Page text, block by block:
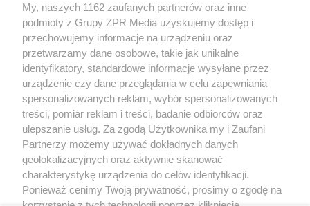
rozpowszechniany lub dalej rozpowszechniany w jakikolwiek sposób
(w tym także elektroniczny lub mechaniczny) na jakimkolwiek polu
eksploatacji w jakiejkolwiek formie, włącznie z umieszczaniem w
Internecie bez pisemnej zgody właściciela praw. Jakiekolwiek użycie
lub wykorzystanie utworów w całości lub w części z naruszeniem
prawa, tzn. bez właściwej zgody, jest zabronione pod groźbą kary i
może być ścigane prawnie.
O nas
My, naszych 1162 zaufanych partnerów oraz inne
podmioty z Grupy ZPR Media uzyskujemy dostęp i
przechowujemy informacje na urządzeniu oraz
przetwarzamy dane osobowe, takie jak unikalne
identyfikatory, standardowe informacje wysyłane przez
urządzenie czy dane przeglądania w celu zapewniania
spersonalizowanych reklam, wybór spersonalizowanych
treści, pomiar reklam i treści, badanie odbiorców oraz
ulepszanie usług. Za zgodą Użytkownika my i Zaufani
Partnerzy możemy używać dokładnych danych
geolokalizacyjnych oraz aktywnie skanować
charakterystykę urządzenia do celów identyfikacji.
Ponieważ cenimy Twoją prywatność, prosimy o zgodę na